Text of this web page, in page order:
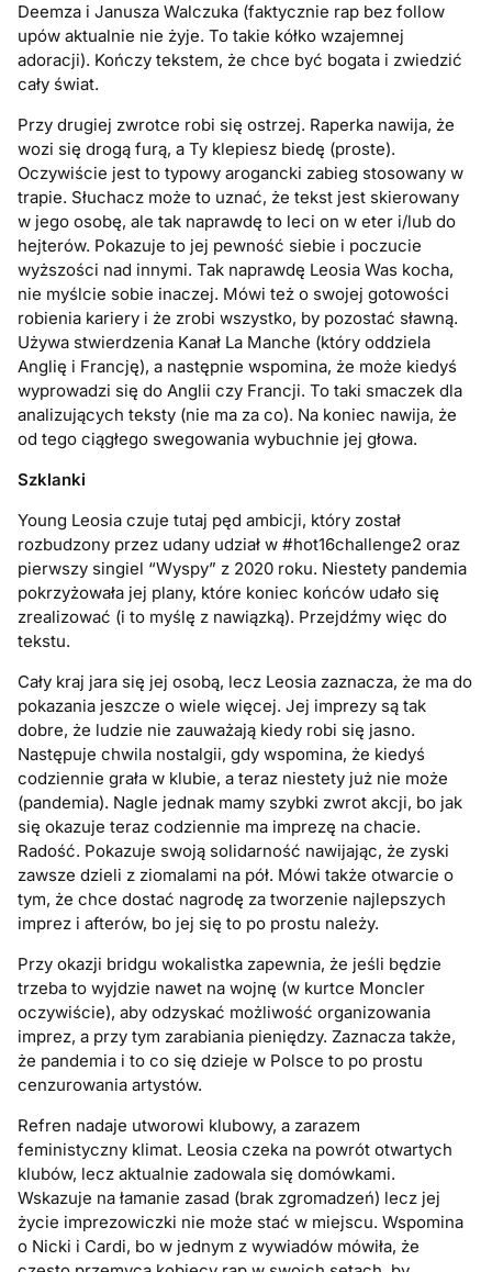
Deemza i Janusza Walczuka (faktycznie rap bez follow
upów aktualnie nie żyje. To takie kółko wzajemnej
adoracji). Kończy tekstem, że chce być bogata i zwiedzić
cały świat.
Przy drugiej zwrotce robi się ostrzej. Raperka nawija, że
wozi się drogą furą, a Ty klepiesz biedę (proste).
Oczywiście jest to typowy arogancki zabieg stosowany w
trapie. Słuchacz może to uznać, że tekst jest skierowany
w jego osobę, ale tak naprawdę to leci on w eter i/lub do
hejterów. Pokazuje to jej pewność siebie i poczucie
wyższości nad innymi. Tak naprawdę Leosia Was kocha,
nie myślcie sobie inaczej. Mówi też o swojej gotowości
robienia kariery i że zrobi wszystko, by pozostać sławną.
Używa stwierdzenia Kanał La Manche (który oddziela
Anglię i Francję), a następnie wspomina, że może kiedyś
wyprowadzi się do Anglii czy Francji. To taki smaczek dla
analizujących teksty (nie ma za co). Na koniec nawija, że
od tego ciągłego swegowania wybuchnie jej głowa.
Szklanki
Young Leosia czuje tutaj pęd ambicji, który został
rozbudzony przez udany udział w #hot16challenge2 oraz
pierwszy singiel “Wyspy” z 2020 roku. Niestety pandemia
pokrzyżowała jej plany, które koniec końców udało się
zrealizować (i to myślę z nawiązką). Przejdźmy więc do
tekstu.
Cały kraj jara się jej osobą, lecz Leosia zaznacza, że ma do
pokazania jeszcze o wiele więcej. Jej imprezy są tak
dobre, że ludzie nie zauważają kiedy robi się jasno.
Następuje chwila nostalgii, gdy wspomina, że kiedyś
codziennie grała w klubie, a teraz niestety już nie może
(pandemia). Nagle jednak mamy szybki zwrot akcji, bo jak
się okazuje teraz codziennie ma imprezę na chacie.
Radość. Pokazuje swoją solidarność nawijając, że zyski
zawsze dzieli z ziomalami na pół. Mówi także otwarcie o
tym, że chce dostać nagrodę za tworzenie najlepszych
imprez i afterów, bo jej się to po prostu należy.
Przy okazji bridgu wokalistka zapewnia, że jeśli będzie
trzeba to wyjdzie nawet na wojnę (w kurtce Moncler
oczywiście), aby odzyskać możliwość organizowania
imprez, a przy tym zarabiania pieniędzy. Zaznacza także,
że pandemia i to co się dzieje w Polsce to po prostu
cenzurowania artystów.
Refren nadaje utworowi klubowy, a zarazem
feministyczny klimat. Leosia czeka na powrót otwartych
klubów, lecz aktualnie zadowala się domówkami.
Wskazuje na łamanie zasad (brak zgromadzeń) lecz jej
życie imprezowiczki nie może stać w miejscu. Wspomina
o Nicki i Cardi, bo w jednym z wywiadów mówiła, że